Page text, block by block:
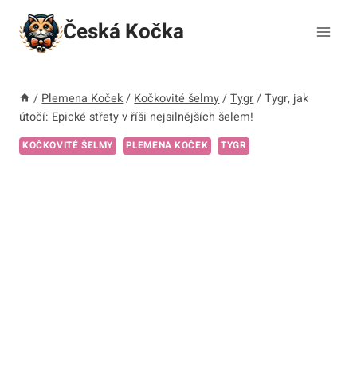
Přeskočit
obsah
Česká Kočka
/ Plemena Koček / Kočkovité šelmy / Tygr / Tygr, jak
útočí: Epické střety v říši nejsilnějších šelem!
KOČKOVITÉ ŠELMY PLEMENA KOČEK TYGR